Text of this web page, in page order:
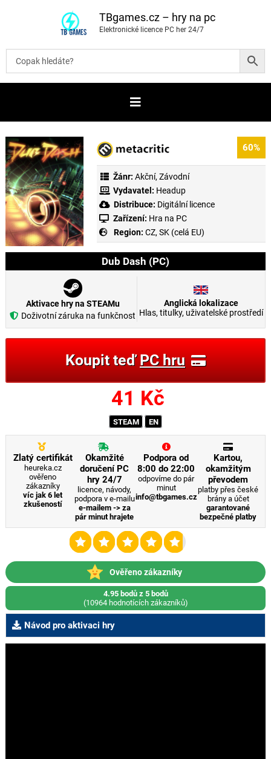
t
b
TBgames.cz – hry na pc
Elektronické licence PC her 24/7
60%
Žánr: Akční, Závodní
Vydavatel: Headup
Distribuce: Digitální licence
Zařízení: Hra na PC
Region: CZ, SK (celá EU)
Dub Dash (PC)
Aktivace hry na STEAMu
Doživotní záruka na funkčnost
Anglická lokalizace
Hlas, titulky, uživatelské prostředí
Koupit teďPC hru
41 Kč
STEAM EN
Zlatý certifikát
heureka.cz
ověřeno
zákazníky
víc jak 6 let
zkušeností
Okamžité
doručení PC
hry 24/7
licence, návody,
podpora v e-mailu
e-mailem -> za
pár minut hrajete
Podpora od
8:00 do 22:00
odpovíme do pár
minut
info@tbgames.cz
Kartou,
okamžitým
převodem
platby přes české
brány a účet
garantované
bezpečné platby
Ověřeno zákazníky
4.95 bodů z 5 bodů
(10964 hodnotících zákazníků)
Návod pro aktivaci hry